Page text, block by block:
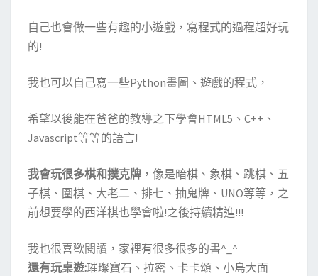
自己也會做一些有趣的小遊戲，寫程式的過程超好玩
的!
我也可以自己寫一些Python畫圖、遊戲的程式，
希望以後能在爸爸的教導之下學會HTML5、C++、
Javascript等等的語言!
我會玩很多棋和撲克牌 ，像是暗棋、象棋、跳棋、五
子棋、圍棋、大老二、排七、抽鬼牌、UNO等等，之
前想要學的西洋棋也學會啦!之後持續精進!!!
我也很喜歡閱讀，家裡有很多很多的書^_^
還有玩桌遊:璀璨寶石、拉密、卡卡頌、小島大面